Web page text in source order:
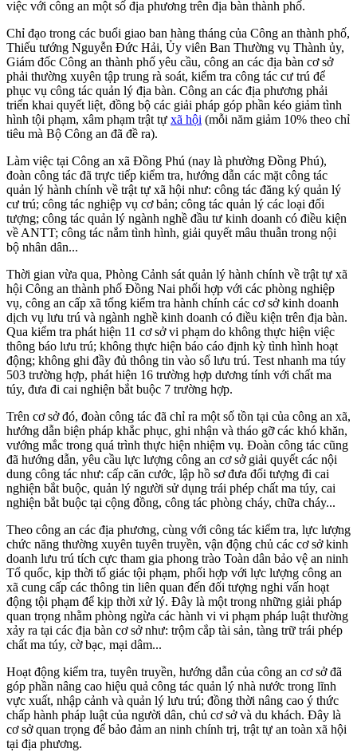
việc với công an một số địa phương trên địa bàn thành phố.
Chỉ đạo trong các buổi giao ban hàng tháng của Công an thành phố,
Thiếu tướng Nguyễn Đức Hải, Ủy viên Ban Thường vụ Thành ủy,
Giám đốc Công an thành phố yêu cầu, công an các địa bàn cơ sở
phải thường xuyên tập trung rà soát, kiểm tra công tác cư trú để
phục vụ công tác quản lý địa bàn. Công an các địa phương phải
triển khai quyết liệt, đồng bộ các giải pháp góp phần kéo giảm tình
hình tội phạm, xâm phạm trật tự xã hội (mỗi năm giảm 10% theo chỉ
tiêu mà Bộ Công an đã đề ra).
Làm việc tại Công an xã Đồng Phú (nay là phường Đồng Phú),
đoàn công tác đã trực tiếp kiểm tra, hướng dẫn các mặt công tác
quản lý hành chính về trật tự xã hội như: công tác đăng ký quản lý
cư trú; công tác nghiệp vụ cơ bản; công tác quản lý các loại đối
tượng; công tác quản lý ngành nghề đầu tư kinh doanh có điều kiện
về ANTT; công tác nắm tình hình, giải quyết mâu thuẫn trong nội
bộ nhân dân...
Thời gian vừa qua, Phòng Cảnh sát quản lý hành chính về trật tự xã
hội Công an thành phố Đồng Nai phối hợp với các phòng nghiệp
vụ, công an cấp xã tổng kiểm tra hành chính các cơ sở kinh doanh
dịch vụ lưu trú và ngành nghề kinh doanh có điều kiện trên địa bàn.
Qua kiểm tra phát hiện 11 cơ sở vi phạm do không thực hiện việc
thông báo lưu trú; không thực hiện báo cáo định kỳ tình hình hoạt
động; không ghi đầy đủ thông tin vào sổ lưu trú. Test nhanh ma túy
503 trường hợp, phát hiện 16 trường hợp dương tính với chất ma
túy, đưa đi cai nghiện bắt buộc 7 trường hợp.
Trên cơ sở đó, đoàn công tác đã chỉ ra một số tồn tại của công an xã,
hướng dẫn biện pháp khắc phục, ghi nhận và tháo gỡ các khó khăn,
vướng mắc trong quá trình thực hiện nhiệm vụ. Đoàn công tác cũng
đã hướng dẫn, yêu cầu lực lượng công an cơ sở giải quyết các nội
dung công tác như: cấp căn cước, lập hồ sơ đưa đối tượng đi cai
nghiện bắt buộc, quản lý người sử dụng trái phép chất ma túy, cai
nghiện bắt buộc tại cộng đồng, công tác phòng cháy, chữa cháy...
Theo công an các địa phương, cùng với công tác kiểm tra, lực lượng
chức năng thường xuyên tuyên truyền, vận động chủ các cơ sở kinh
doanh lưu trú tích cực tham gia phong trào Toàn dân bảo vệ an ninh
Tổ quốc, kịp thời tố giác tội phạm, phối hợp với lực lượng công an
xã cung cấp các thông tin liên quan đến đối tượng nghi vấn hoạt
động tội phạm để kịp thời xử lý. Đây là một trong những giải pháp
quan trọng nhằm phòng ngừa các hành vi vi phạm pháp luật thường
xảy ra tại các địa bàn cơ sở như: trộm cắp tài sản, tàng trữ trái phép
chất ma túy, cờ bạc, mại dâm...
Hoạt động kiểm tra, tuyên truyền, hướng dẫn của công an cơ sở đã
góp phần nâng cao hiệu quả công tác quản lý nhà nước trong lĩnh
vực xuất, nhập cảnh và quản lý lưu trú; đồng thời nâng cao ý thức
chấp hành pháp luật của người dân, chủ cơ sở và du khách. Đây là
cơ sở quan trọng để bảo đảm an ninh chính trị, trật tự an toàn xã hội
tại địa phương.